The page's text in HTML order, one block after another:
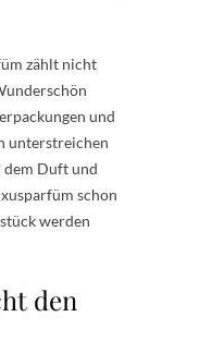
zählt nicht
und
unterstreichen
Duft und
schon
werden
den